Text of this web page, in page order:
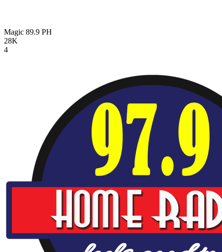
Magic 89.9 PH
28K
4